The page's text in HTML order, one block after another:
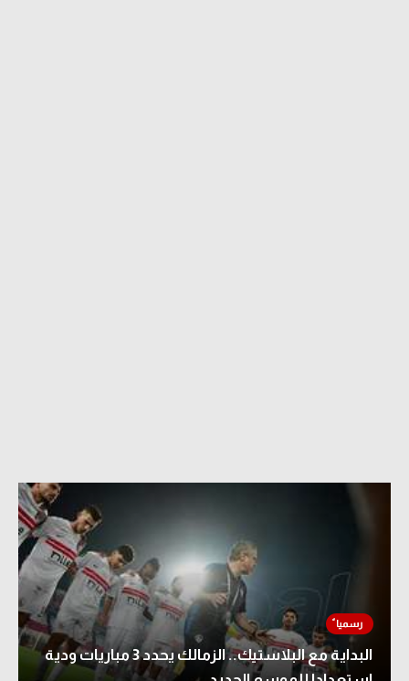
البداية مع البلاستيك.. الزمالك يحدد 3 مباريات ودية